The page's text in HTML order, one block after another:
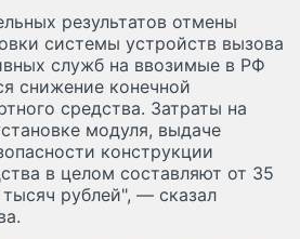
результатов отмены
системы устройств вызова
служб на ввозимые в РФ
снижение конечной
средства. Затраты на
модуля, выдаче
конструкции
в целом составляют от 35
рублей", — сказал